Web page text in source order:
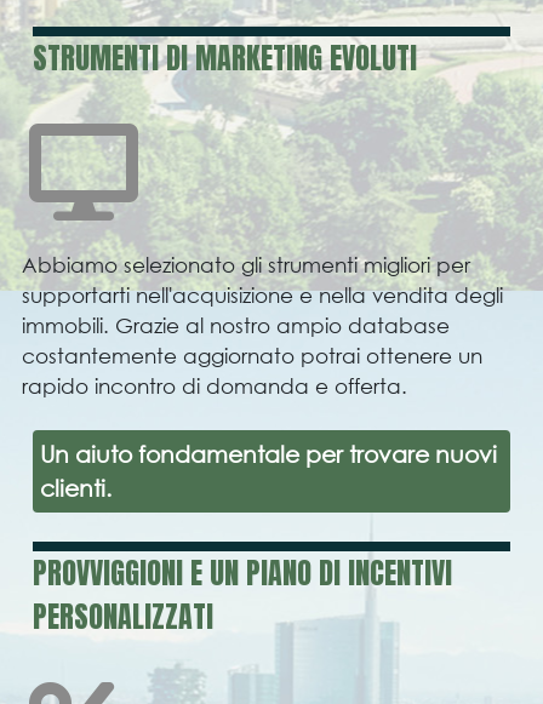
STRUMENTI DI MARKETING EVOLUTI
Abbiamo selezionato gli strumenti migliori per
supportarti nell'acquisizione e nella vendita degli
immobili. Grazie al nostro ampio database
costantemente aggiornato potrai ottenere un
rapido incontro di domanda e offerta.
Un aiuto fondamentale per trovare nuovi
clienti.
PROVVIGGIONI E UN PIANO DI INCENTIVI
PERSONALIZZATI